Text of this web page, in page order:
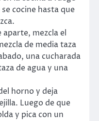
cocine hasta que
mezcla el
de media taza
una cucharada
de agua y una
horno y deja
Luego de que
y pica con un